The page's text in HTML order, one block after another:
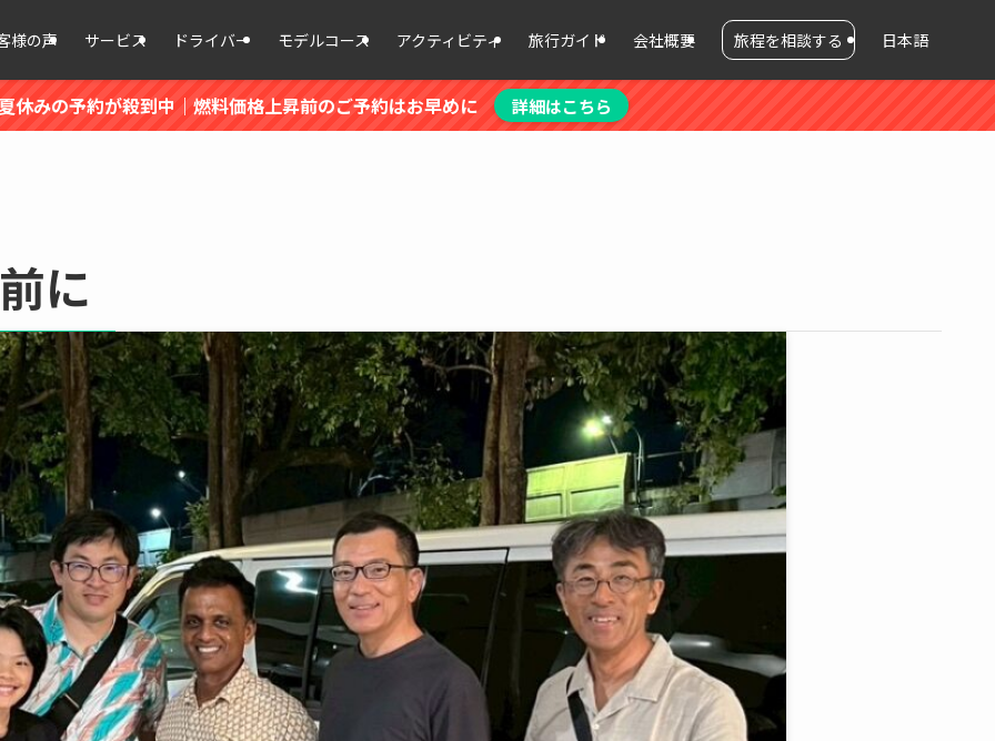
様の声 サービス ドライバー モデルコース アクティビティ 旅行ガイド 会社概要 旅程を相談する 日本語
休みの予約が殺到中｜燃料価格上昇前のご予約はお早めに 詳細はこちら
に